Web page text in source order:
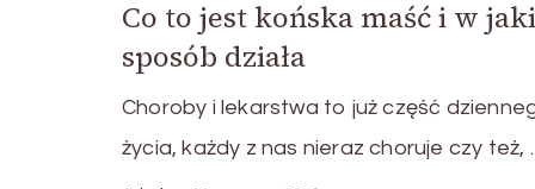
Co to jest końska maść i w jaki
sposób działa
Choroby i lekarstwa to już część
życia, każdy z nas nieraz choruje czy też,